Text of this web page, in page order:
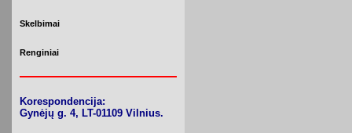
Skelbimai
Renginiai
Korespondencija:
Gynėjų g. 4, LT-01109 Vilnius.